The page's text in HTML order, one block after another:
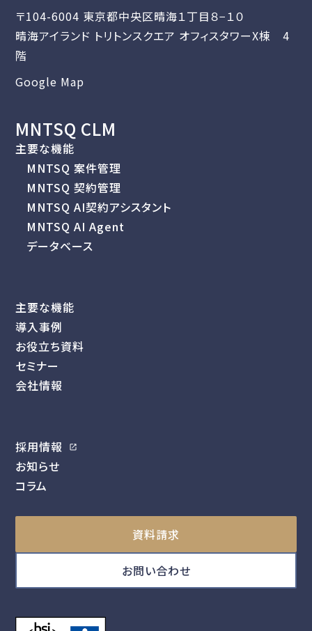
〒104-6004 東京都中央区晴海１丁目８−１０
晴海アイランド トリトンスクエア オフィスタワーX棟 4
階
Google Map
MNTSQ CLM
主要な機能
MNTSQ 案件管理
MNTSQ 契約管理
MNTSQ AI契約アシスタント
MNTSQ AI Agent
データベース
主要な機能
導入事例
お役立ち資料
セミナー
会社情報
採用情報
お知らせ
コラム
資料請求
お問い合わせ